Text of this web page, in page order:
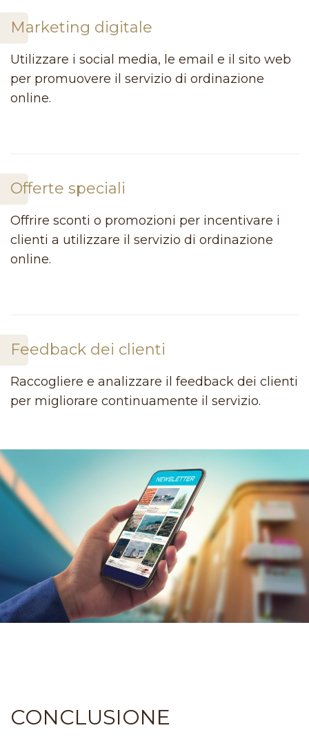
Marketing digitale
Utilizzare i social media, le email e il sito web
per promuovere il servizio di ordinazione
online.
Offerte speciali
Offrire sconti o promozioni per incentivare i
clienti a utilizzare il servizio di ordinazione
online.
Feedback dei clienti
Raccogliere e analizzare il feedback dei clienti
per migliorare continuamente il servizio.
CONCLUSIONE